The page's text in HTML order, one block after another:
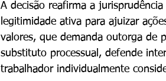
A decisão reafirma a
legitimidade ativa para ajuizar
valores, que demanda outorga de
substituto processual, defende
trabalhador individualmente